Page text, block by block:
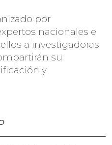
por
nacionales e
a investigadoras
su
y